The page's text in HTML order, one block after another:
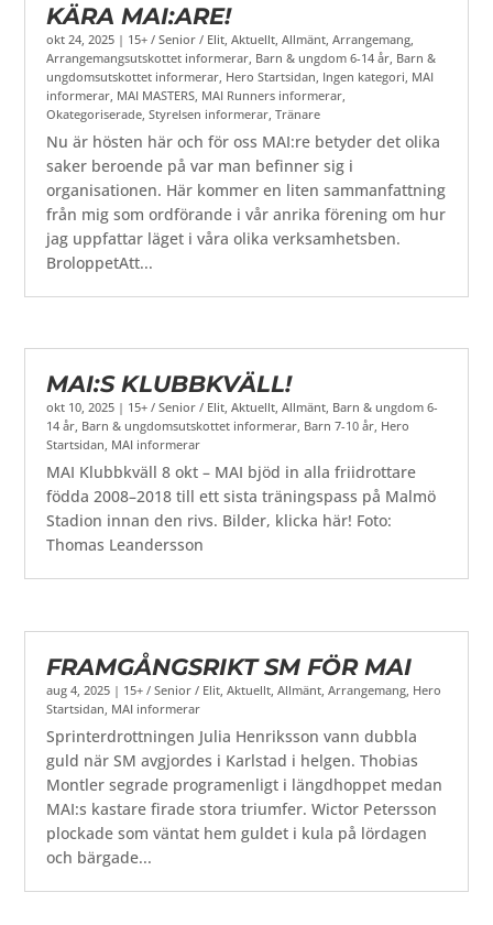
KÄRA MAI:ARE!
okt 24, 2025 | 15+ / Senior / Elit ,Aktuellt ,Allmänt ,Arrangemang
Arrangemangsutskottet informerar Barn & ungdom 6-14 år Barn &
ungdomsutskottet informerar Hero Startsidan Ingen kategori MAI
informerar MAI MASTERS MAI Runners informerar
Okategoriserade ,Styrelsen informerar ,Tränare
Nu är hösten här och för oss MAI:re betyder det olika
saker beroende på var man befinner sig i
organisationen. Här kommer en liten sammanfattning
från mig som ordförande i vår anrika förening om hur
jag uppfattar läget i våra olika verksamhetsben.
BroloppetAtt...
MAI:S KLUBBKVÄLL!
okt 10, 2025 | 15+ / Senior / Elit,Aktuellt,Allmänt, Barn & ungdom 6-
14 år, Barn & ungdomsutskottet informerar, Barn 7-10 år, Hero
Startsidan, MAI informerar
MAI Klubbkväll 8 okt – MAI bjöd in alla friidrottare
födda 2008–2018 till ett sista träningspass på Malmö
Stadion innan den rivs. Bilder, klicka här! Foto:
Thomas Leandersson
FRAMGÅNGSRIKT SM FÖR MAI
aug 4, 2025 | 15+ / Senior / Elit ,Aktuellt ,Allmänt ,Arrangemang Hero
Startsidan MAI informerar
Sprinterdrottningen Julia Henriksson vann dubbla
guld när SM avgjordes i Karlstad i helgen. Thobias
Montler segrade programenligt i längdhoppet medan
MAI:s kastare firade stora triumfer. Wictor Petersson
plockade som väntat hem guldet i kula på lördagen
och bärgade...